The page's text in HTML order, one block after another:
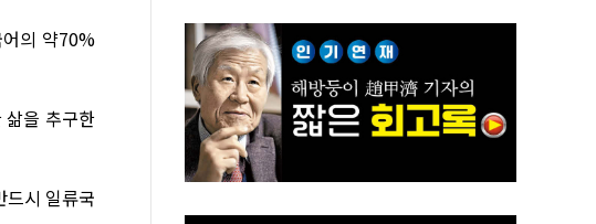
의 약70%
삶을 추구한
시 일류국
ㅎㅏㄴㅏ?